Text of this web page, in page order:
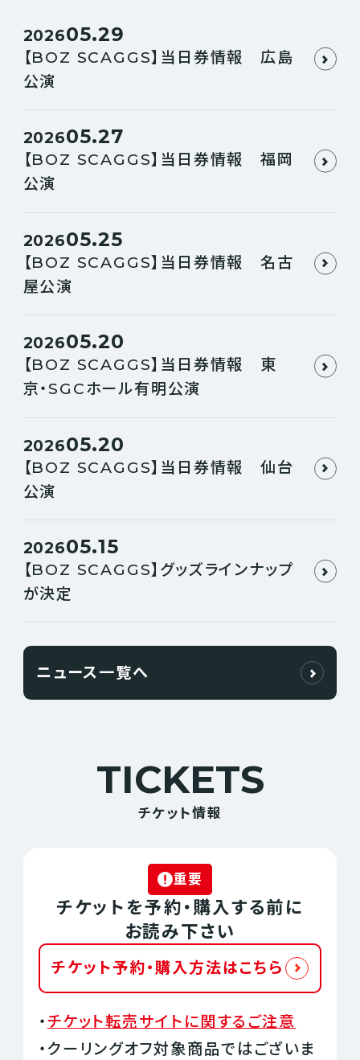
202605.29
【BOZ SCAGGS】当日券情報 広島
公演
202605.27
【BOZ SCAGGS】当日券情報 福岡
公演
202605.25
【BOZ SCAGGS】当日券情報 名古
屋公演
202605.20
【BOZ SCAGGS】当日券情報 東
京・SGCホール有明公演
202605.20
【BOZ SCAGGS】当日券情報 仙台
公演
202605.15
【BOZ SCAGGS】グッズラインナップ
が決定
ニュース一覧へ
TICKETS
チケット情報
重要
チケットを予約・購入する前に
お読み下さい
チケット予約・購入方法はこちら
・チケット転売サイトに関するご注意
・クーリングオフ対象商品ではございま